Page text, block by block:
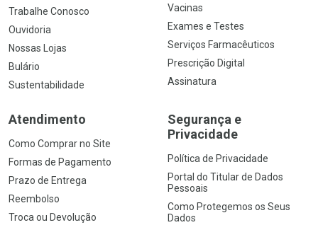
Trabalhe Conosco
Ouvidoria
Nossas Lojas
Bulário
Sustentabilidade
Vacinas
Exames e Testes
Serviços Farmacêuticos
Prescrição Digital
Assinatura
Atendimento
Como Comprar no Site
Formas de Pagamento
Prazo de Entrega
Reembolso
Troca ou Devolução
Segurança e
Privacidade
Política de Privacidade
Portal do Titular de Dados
Pessoais
Como Protegemos os Seus
Dados